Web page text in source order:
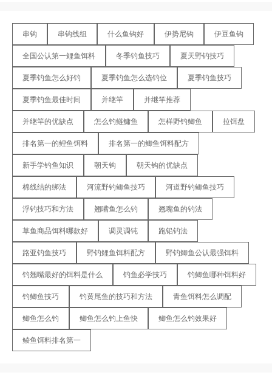
串钩 串钩线组 什么鱼钩好 伊势尼钩 伊豆鱼钩
全国公认第一鲤鱼饵料 冬季钓鱼技巧 夏天野钓技巧
夏季钓鱼怎么好钓 夏季钓鱼怎么选钓位 夏季钓鱼技巧
夏季钓鱼最佳时间 并继竿 并继竿推荐
并继竿的优缺点 怎么钓鲢鳙鱼 怎样野钓鲫鱼 拉饵盘
排名第一的鲤鱼饵料 排名第一的鲫鱼饵料配方
新手学钓鱼知识 朝天钩 朝天钩的优缺点
棉线结的绑法 河流野钓鲫鱼技巧 河道野钓鲫鱼技巧
浮钓技巧和方法 翘嘴鱼怎么钓 翘嘴鱼的钓法
草鱼商品饵料哪款好 调灵调钝 跑铅钓法
路亚钓鱼技巧 野钓鲤鱼饵料配方 野钓鲫鱼公认最强饵料
钓翘嘴最好的饵料是什么 钓鱼必学技巧 钓鲫鱼哪种饵料好
钓鲫鱼技巧 钓黄尾鱼的技巧和方法 青鱼饵料怎么调配
鲫鱼怎么钓 鲫鱼怎么钓上鱼快 鲫鱼怎么钓效果好
鲮鱼饵料排名第一